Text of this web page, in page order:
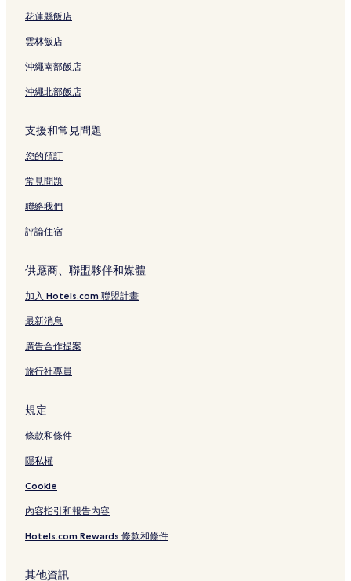
花蓮縣飯店
雲林飯店
沖繩南部飯店
沖繩北部飯店
支援和常見問題
您的預訂
常見問題
聯絡我們
評論住宿
供應商、聯盟夥伴和媒體
加入 Hotels.com 聯盟計畫
最新消息
廣告合作提案
旅行社專員
規定
條款和條件
隱私權
Cookie
內容指引和報告內容
Hotels.com Rewards 條款和條件
其他資訊